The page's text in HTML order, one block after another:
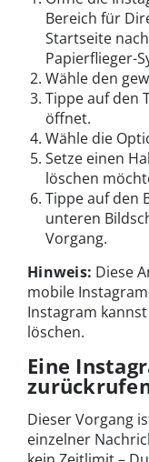
Bereich für
Startseite
Papierflieger-
Wähle den
Tippe auf den
öffnet.
Wähle die
Setze einen
löschen
Tippe auf den
unteren
Vorgang.
Hinweis: Diese
mobile
Instagram
löschen.
Eine
Dieser Vorgang
einzelner